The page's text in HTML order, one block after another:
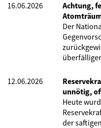
16.06.2026
Achtung,
Der
12.06.2026
unnötig,
Heute
der